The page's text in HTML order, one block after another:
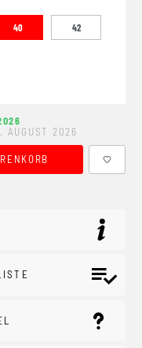
40 42
AUGUST 2026
Wert ein oder